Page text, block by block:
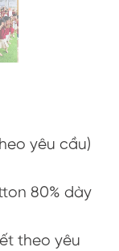
₫.
yêu cầu)
80% dày
theo yêu